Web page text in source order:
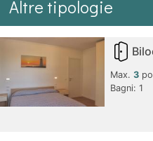
Altre tipologie
Max.3
Bagni:1